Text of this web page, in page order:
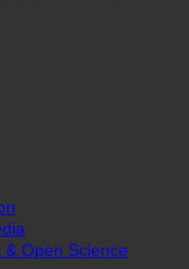
Open Science